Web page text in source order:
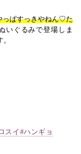
っぱすっきやねん♡た
いぐるみで登場しま
スイ#ハンギョ